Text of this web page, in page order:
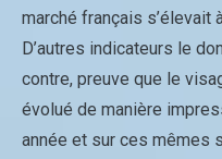
marché français s’élevait
D’autres indicateurs le
contre, preuve que le
évolué de manière
année et sur ces mêmes